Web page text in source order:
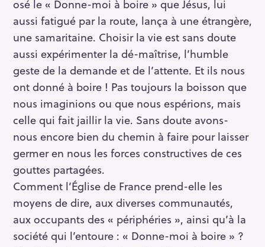
osé le « Donne-moi à boire » que Jésus, lui
aussi fatigué par la route, lança à une étrangère,
une samaritaine. Choisir la vie est sans doute
aussi expérimenter la dé-maîtrise, l’humble
geste de la demande et de l’attente. Et ils nous
ont donné à boire ! Pas toujours la boisson que
nous imaginions ou que nous espérions, mais
celle qui fait jaillir la vie. Sans doute avons-
nous encore bien du chemin à faire pour laisser
germer en nous les forces constructives de ces
gouttes partagées.
Comment l’Église de France prend-elle les
moyens de dire, aux diverses communautés,
aux occupants des « périphéries », ainsi qu’à la
société qui l’entoure : « Donne-moi à boire » ?